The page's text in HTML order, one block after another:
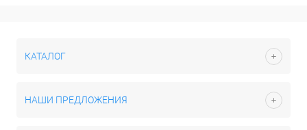
КАТАЛОГ
НАШИ ПРЕДЛОЖЕНИЯ